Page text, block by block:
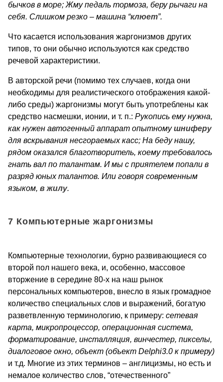
бычков в море; Жму педаль тормоза, беру рычаги на
себя. Слишком резко – машина “клюет”.
Что касается использования жаргонизмов других
типов, то они обычно используются как средство
речевой характеристики.
В авторской речи (помимо тех случаев, когда они
необходимы для реалистического отображения какой-
либо среды) жаргонизмы могут быть употреблены как
средство насмешки, ионии, и т. п.: Рукопись ему нужна,
как нужен автогенный аппарат опытномушниферу
для вскрывания несгораемых касс; На беду нашу,
рядом оказался благотворитель, коему требовалось
гнать вал по талантам. И мы с приятелем попали в
разряд юных талантов. Или говоря современным
языком, в жилу.
7 Компьютерные жаргонизмы
Компьютерные технологии, бурно развивающиеся со
второй пол нашего века, и, особенно, массовое
вторжение в середине 80-х на наш рынок
персональных компьютеров, внесло в язык громадное
количество специальных слов и выражений, богатую
разветвленную терминологию, к примеру: сетевая
карта, микропроцессор, операционная система,
форматирование, инсталляция, винчестер, пикселы,
диалоговое окно, объект (объект Delphi3.0 к примеру)
и т.д. Многие из этих терминов – англицизмы, но есть и
немалое количество слов, “отечественного”